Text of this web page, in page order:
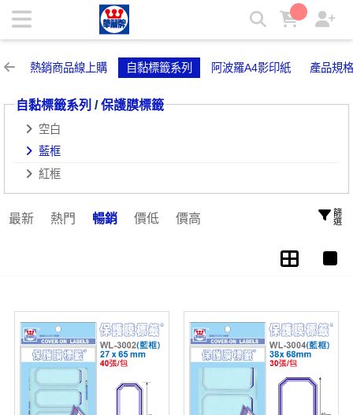
藍框 | 華麗牌自粘標籤
熱銷商品線上購 自黏標籤系列 阿波羅A4影印紙 產品規
自黏標籤系列 /保護膜標籤
空白
藍框
紅框
最新 熱門 暢銷 價低 價高 篩選